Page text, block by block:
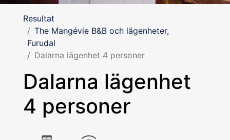
Resultat
The Mangévie B&B och lägenheter,
Furudal
Dalarna lägenhet 4 personer
Dalarna lägenhet
4 personer